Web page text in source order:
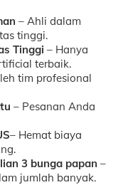
– Ahli dalam
tinggi.
Tinggi – Hanya
terbaik.
tim profesional
– Pesanan Anda
– Hemat biaya
3 bunga papan –
jumlah banyak.